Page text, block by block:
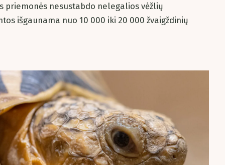
priemonės nesustabdo nelegalios vėžlių
išgaunama nuo 10 000 iki 20 000 žvaigždinių